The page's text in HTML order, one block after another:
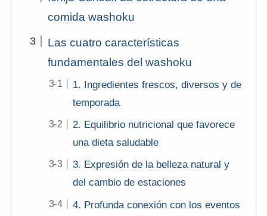
comida washoku
Las cuatro características
fundamentales del washoku
1. Ingredientes frescos, diversos y de
temporada
2. Equilibrio nutricional que favorece
una dieta saludable
3. Expresión de la belleza natural y
del cambio de estaciones
4. Profunda conexión con los eventos